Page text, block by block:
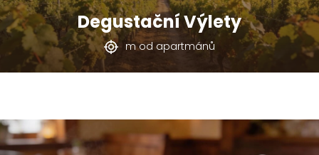
Degustační Výlety
m od apartmánů